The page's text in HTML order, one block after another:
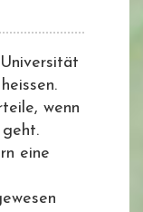
wenn
eine